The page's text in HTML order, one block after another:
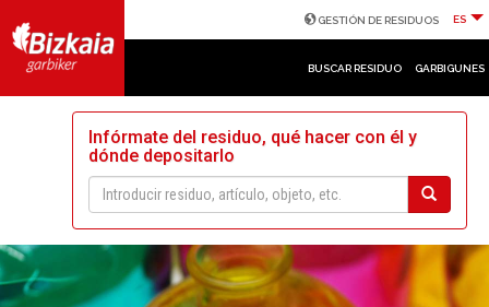
GESTIÓN DE RESIDUOS ES
BUSCAR RESIDUO GARBIGUNES
Infórmate del residuo, qué hacer con él y
dónde depositarlo